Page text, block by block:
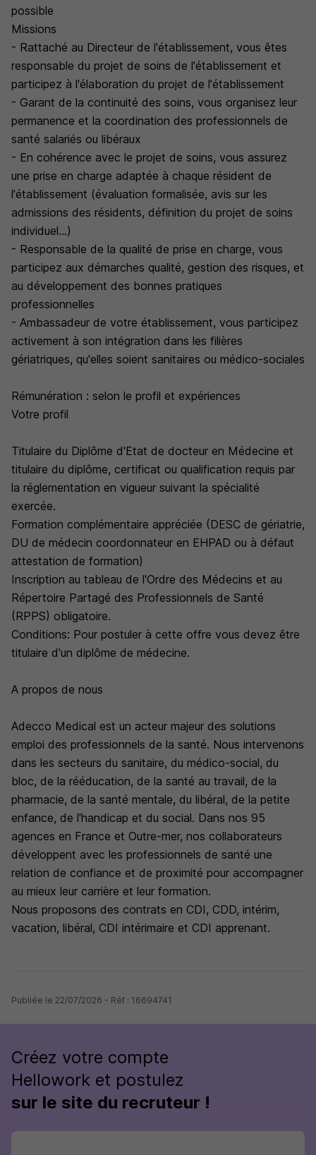
possible
Missions
- Rattaché au Directeur de l'établissement, vous êtes
responsable du projet de soins de l'établissement et
participez à l'élaboration du projet de l'établissement
- Garant de la continuité des soins, vous organisez leur
permanence et la coordination des professionnels de
santé salariés ou libéraux
- En cohérence avec le projet de soins, vous assurez
une prise en charge adaptée à chaque résident de
l'établissement (évaluation formalisée, avis sur les
admissions des résidents, définition du projet de soins
individuel...)
- Responsable de la qualité de prise en charge, vous
participez aux démarches qualité, gestion des risques, et
au développement des bonnes pratiques
professionnelles
- Ambassadeur de votre établissement, vous participez
activement à son intégration dans les filières
gériatriques, qu'elles soient sanitaires ou médico-sociales
Rémunération : selon le profil et expériences
Votre profil
Titulaire du Diplôme d'Etat de docteur en Médecine et
titulaire du diplôme, certificat ou qualification requis par
la réglementation en vigueur suivant la spécialité
exercée.
Formation complémentaire appréciée (DESC de gériatrie,
DU de médecin coordonnateur en EHPAD ou à défaut
attestation de formation)
Inscription au tableau de l'Ordre des Médecins et au
Répertoire Partagé des Professionnels de Santé
(RPPS) obligatoire.
Conditions: Pour postuler à cette offre vous devez être
titulaire d'un diplôme de médecine.
A propos de nous
Adecco Medical est un acteur majeur des solutions
emploi des professionnels de la santé. Nous intervenons
dans les secteurs du sanitaire, du médico-social, du
bloc, de la rééducation, de la santé au travail, de la
pharmacie, de la santé mentale, du libéral, de la petite
enfance, de l'handicap et du social. Dans nos 95
agences en France et Outre-mer, nos collaborateurs
développent avec les professionnels de santé une
relation de confiance et de proximité pour accompagner
au mieux leur carrière et leur formation.
Nous proposons des contrats en CDI, CDD, intérim,
vacation, libéral, CDI intérimaire et CDI apprenant.
Publiée le 22/07/2026 - Réf : 16694741
Créez votre compte
Hellowork et postulez
sur le site du recruteur !